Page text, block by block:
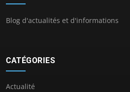
Blog d'actualités et d'informations
CATÉGORIES
Actualité